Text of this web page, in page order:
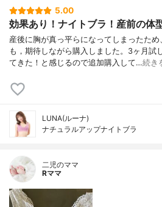
5.00
効果あり！ナイトブラ！産前の体
産後に胸が真っ平らになってしまったた
も，期待しながら購入しました。3ヶ月試
てきた！と感じるので追加購入して…続き
LUNA(ルーナ)
ナチュラルアップナイトブラ
二児のママ
Rママ